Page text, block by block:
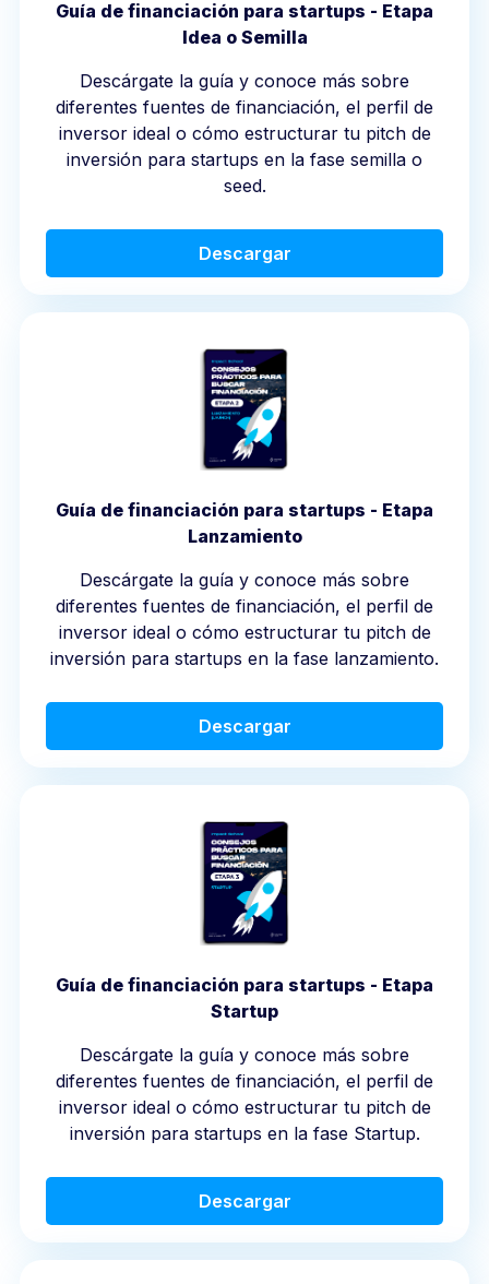
Guía de financiación para startups - Etapa
Idea o Semilla
Descárgate la guía y conoce más sobre
diferentes fuentes de financiación, el perfil de
inversor ideal o cómo estructurar tu pitch de
inversión para startups en la fase semilla o
seed.
Descargar
Guía de financiación para startups - Etapa
Lanzamiento
Descárgate la guía y conoce más sobre
diferentes fuentes de financiación, el perfil de
inversor ideal o cómo estructurar tu pitch de
inversión para startups en la fase lanzamiento.
Descargar
Guía de financiación para startups - Etapa
Startup
Descárgate la guía y conoce más sobre
diferentes fuentes de financiación, el perfil de
inversor ideal o cómo estructurar tu pitch de
inversión para startups en la fase Startup.
Descargar